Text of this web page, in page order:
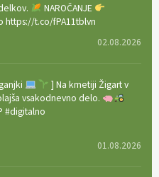
NAROČANJE
https://t.co/fPA11tblvn
02.08.2026
] Na kmetiji Žigart v
vsakodnevno delo.
#digitalno
01.08.2026